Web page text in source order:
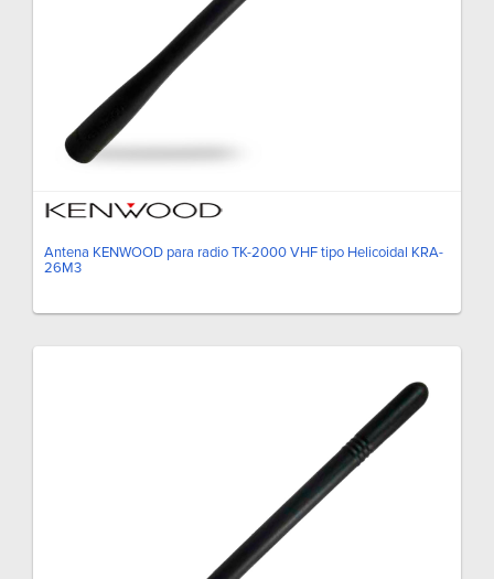
Antena KENWOOD para radio TK-2000 VHF tipo Helicoidal KRA-
26M3